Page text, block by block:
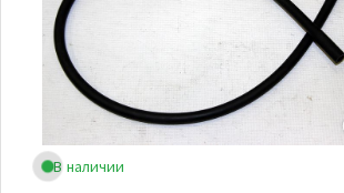
В наличии